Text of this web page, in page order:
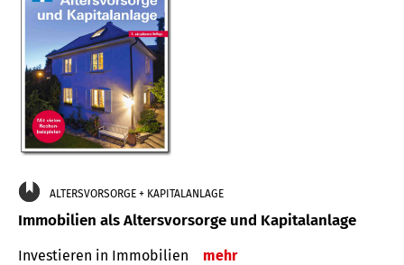
ALTERSVORSORGE + KAPITALANLAGE
Immobilien als Altersvorsorge und Kapitalanlage
Investieren in Immobilien mehr